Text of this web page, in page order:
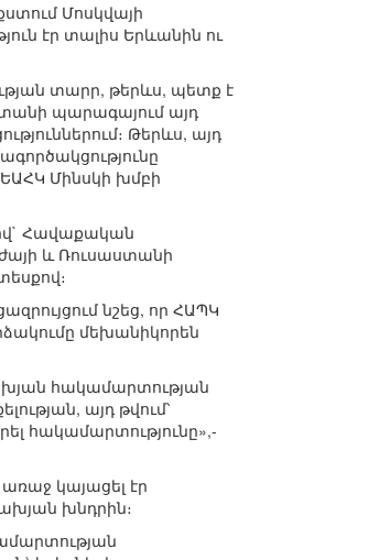
Մոսկվայի
էր տալիս Երևանին ու
տարր, թերևս, պետք է
պարագայում այդ
Թերևս, այդ
Մինսկի խմբի
Հավաքական
և Ռուսաստանի
նշեց, որ ՀԱՊԿ
մեխանիկորեն
հակամարտության
այդ թվում՝
հակամարտությունը»,-
կայացել էր
խնդրին։